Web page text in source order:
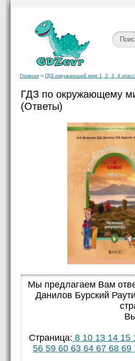
Главная » ГДЗ окружающий мир 1, 2, 3, 4 класс
ГДЗ по окружающему
(Ответы)
Мы предлагаем Вам
Данилов Бурский
Страница: 8 10 13 14 15
56 59 60 63 64 67 68 69